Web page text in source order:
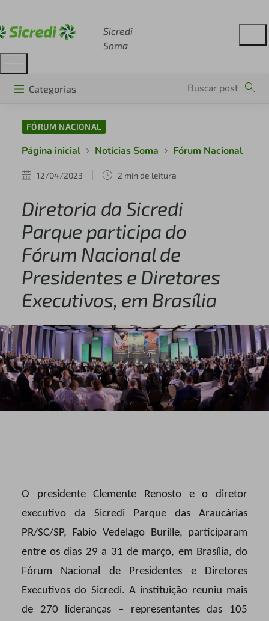
Sicredi
Soma
Categorias
FÓRUM NACIONAL
Página inicial Notícias Soma Fórum Nacional
12/04/2023 2 min de leitura
Diretoria da Sicredi
Parque participa do
Fórum Nacional de
Presidentes e Diretores
Executivos, em Brasília
O presidente Clemente Renosto e o diretor
executivo da Sicredi Parque das Araucárias
PR/SC/SP, Fabio Vedelago Burille, participaram
entre os dias 29 a 31 de março, em Brasília, do
Fórum Nacional de Presidentes e Diretores
Executivos do Sicredi. A instituição reuniu mais
de 270 lideranças – representantes das 105